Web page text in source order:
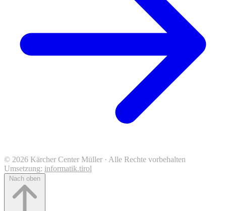
© 2026 Kärcher Center Müller · Alle Rechte vorbehalten
Umsetzung: informatik.tirol
Nach oben